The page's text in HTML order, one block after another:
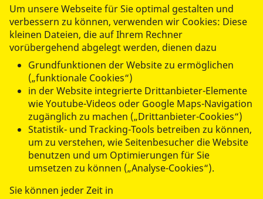
Tel.:03946 / 5288231
foerdergruppe-qlb@asb-harzkreis.de
ASB RV Altkreis Quedlinburg e.V.
Weyhegarten 1e
06484 Quedlinburg
Um unsere Webseite für Sie optimal gestalten und
verbessern zu können, verwenden wir Cookies: Diese
kleinen Dateien, die auf Ihrem Rechner
vorübergehend abgelegt werden, dienen dazu
Grundfunktionen der Website zu ermöglichen
(„funktionale Cookies“)
in der Website integrierte Drittanbieter-Elemente
wie Youtube-Videos oder Google Maps-Navigation
zugänglich zu machen („Drittanbieter-Cookies“)
Statistik- und Tracking-Tools betreiben zu können,
um zu verstehen, wie Seitenbesucher die Website
benutzen und um Optimierungen für Sie
umsetzen zu können („Analyse-Cookies“).
Sie können jeder Zeit in